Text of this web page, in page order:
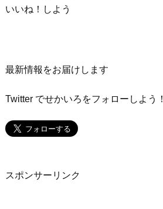
いいね！しよう
最新情報をお届けします
Twitter でせかいろをフォローしよう！
スポンサーリンク